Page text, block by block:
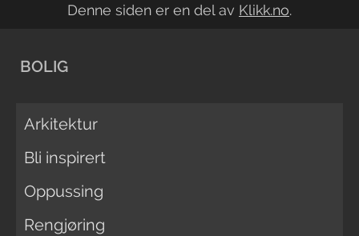
Denne siden er en del av Klikk.no.
BOLIG
Arkitektur
Bli inspirert
Oppussing
Rengjøring